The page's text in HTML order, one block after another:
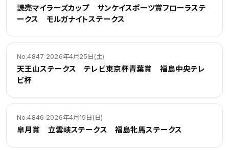
読売マイラーズカップ サンケイスポーツ賞フローラステ
ークス モルガナイトステークス
No.4847 2026年4月25日(土)
天王山ステークス テレビ東京杯青葉賞 福島中央テレ
ビ杯
No.4846 2026年4月19日(日)
皐月賞 立雲峡ステークス 福島牝馬ステークス